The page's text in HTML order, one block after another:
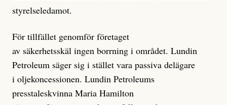
styrelseledamot.
För tillfället genomför företaget
av säkerhetsskäl ingen borrning i området. Lundin
Petroleum säger sig i stället vara passiva delägare
i oljekoncessionen. Lundin Petroleums
presstaleskvinna Maria Hamilton